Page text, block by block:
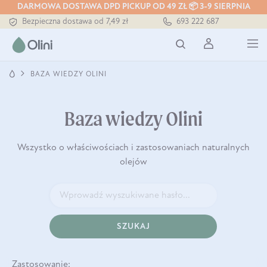
DARMOWA DOSTAWA DPD PICKUP OD 49 ZŁ 📦 3-9 SIERPNIA
Tłoczony zawsze na zimno
Bezpieczna dostawa od 7,49 zł
Tłoczony zawsze na zimno
693 222 687
BAZA WIEDZY OLINI
Baza wiedzy Olini
Wszystko o właściwościach i zastosowaniach naturalnych
olejów
SZUKAJ
Zastosowanie: